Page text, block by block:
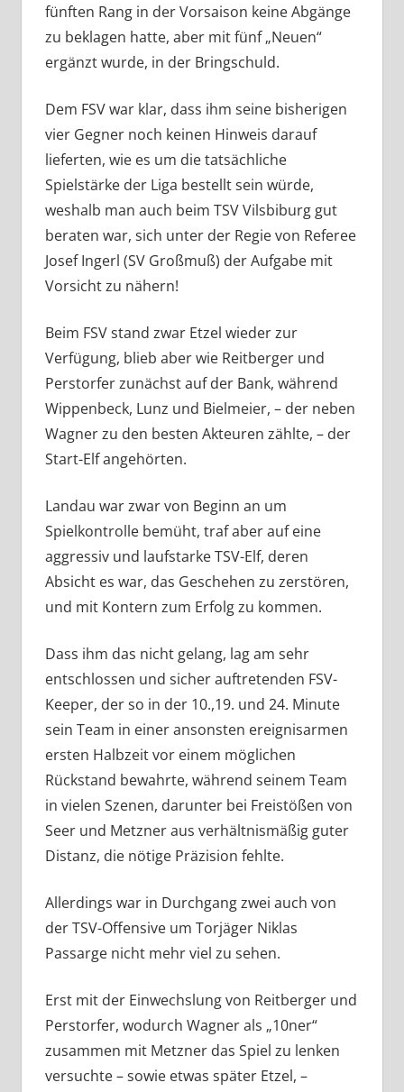
fünften Rang in der Vorsaison keine Abgänge
zu beklagen hatte, aber mit fünf „Neuen“
ergänzt wurde, in der Bringschuld.
Dem FSV war klar, dass ihm seine bisherigen
vier Gegner noch keinen Hinweis darauf
lieferten, wie es um die tatsächliche
Spielstärke der Liga bestellt sein würde,
weshalb man auch beim TSV Vilsbiburg gut
beraten war, sich unter der Regie von Referee
Josef Ingerl (SV Großmuß) der Aufgabe mit
Vorsicht zu nähern!
Beim FSV stand zwar Etzel wieder zur
Verfügung, blieb aber wie Reitberger und
Perstorfer zunächst auf der Bank, während
Wippenbeck, Lunz und Bielmeier, – der neben
Wagner zu den besten Akteuren zählte, – der
Start-Elf angehörten.
Landau war zwar von Beginn an um
Spielkontrolle bemüht, traf aber auf eine
aggressiv und laufstarke TSV-Elf, deren
Absicht es war, das Geschehen zu zerstören,
und mit Kontern zum Erfolg zu kommen.
Dass ihm das nicht gelang, lag am sehr
entschlossen und sicher auftretenden FSV-
Keeper, der so in der 10.,19. und 24. Minute
sein Team in einer ansonsten ereignisarmen
ersten Halbzeit vor einem möglichen
Rückstand bewahrte, während seinem Team
in vielen Szenen, darunter bei Freistößen von
Seer und Metzner aus verhältnismäßig guter
Distanz, die nötige Präzision fehlte.
Allerdings war in Durchgang zwei auch von
der TSV-Offensive um Torjäger Niklas
Passarge nicht mehr viel zu sehen.
Erst mit der Einwechslung von Reitberger und
Perstorfer, wodurch Wagner als „10ner“
zusammen mit Metzner das Spiel zu lenken
versuchte – sowie etwas später Etzel, –